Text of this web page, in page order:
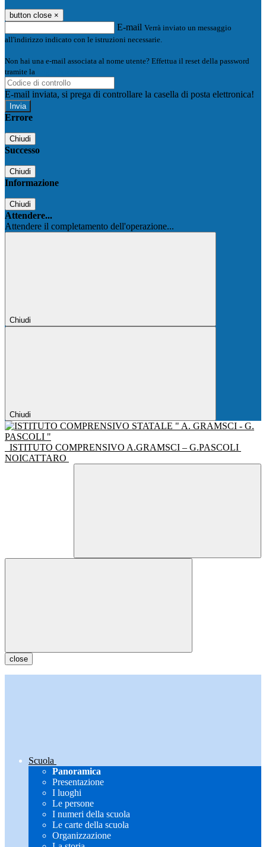
button close ×
E-mail Verrà inviato un messaggio
all'indirizzo indicato con le istruzioni necessarie.
Non hai una e-mail associata al nome utente? Effettua il reset della password
tramite la
E-mail inviata, si prega di controllare la casella di posta elettronica!
Errore
Chiudi
Successo
Chiudi
Informazione
Chiudi
Attendere...
Attendere il completamento dell'operazione...
Chiudi
Chiudi
ISTITUTO COMPRENSIVO A.GRAMSCI – G.PASCOLI
NOICATTARO
close
Scuola
Panoramica
Presentazione
I luoghi
Le persone
I numeri della scuola
Le carte della scuola
Organizzazione